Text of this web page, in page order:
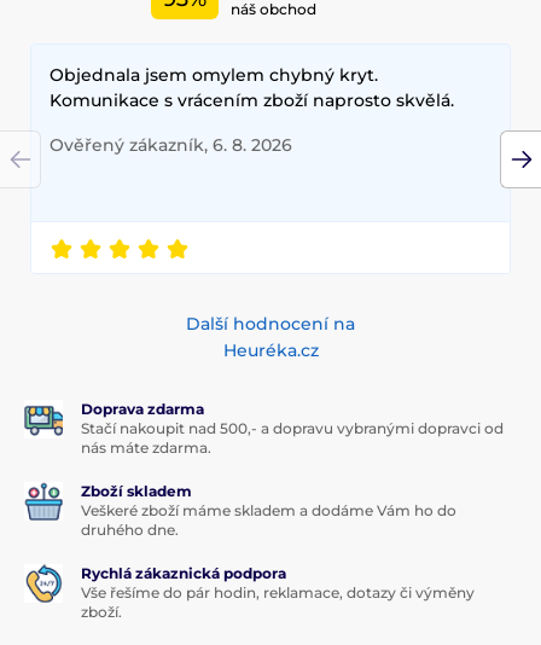
náš obchod
Objednala jsem omylem chybný kryt.
Komunikace s vrácením zboží naprosto skvělá.
Ověřený zákazník, 6. 8. 2026
Další hodnocení na
Heuréka.cz
Doprava zdarma
Stačí nakoupit nad 500,- a dopravu vybranými dopravci od
nás máte zdarma.
Zboží skladem
Veškeré zboží máme skladem a dodáme Vám ho do
druhého dne.
Rychlá zákaznická podpora
Vše řešíme do pár hodin, reklamace, dotazy či výměny
zboží.